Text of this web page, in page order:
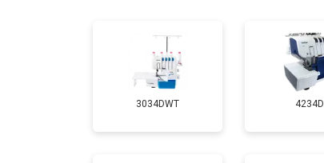
3034DWT 4234D